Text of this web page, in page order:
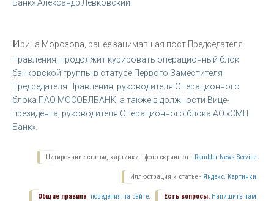
Банк» Александр Левковский.
Ирина Морозова, ранее занимавшая пост Председателя
Правления, продолжит курировать операционный блок
банковской группы в статусе Первого Заместителя
Председателя Правления, руководителя Операционного
блока ПАО МОСОБЛБАНК, а также в должности Вице-
президента, руководителя Операционного блока АО «СМП
Банк».
Цитирование статьи, картинки - фото скриншот - Rambler News Service.
Иллюстрация к статье - Яндекс. Картинки.
Есть вопросы. Напишите нам.
Общие правила поведения на сайте.